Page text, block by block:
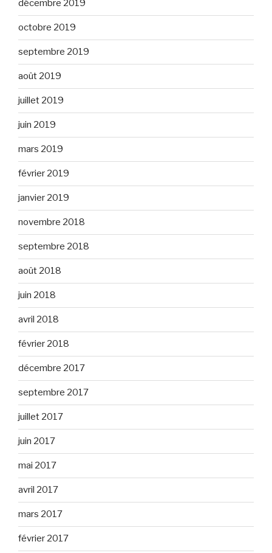
décembre 2019
octobre 2019
septembre 2019
août 2019
juillet 2019
juin 2019
mars 2019
février 2019
janvier 2019
novembre 2018
septembre 2018
août 2018
juin 2018
avril 2018
février 2018
décembre 2017
septembre 2017
juillet 2017
juin 2017
mai 2017
avril 2017
mars 2017
février 2017